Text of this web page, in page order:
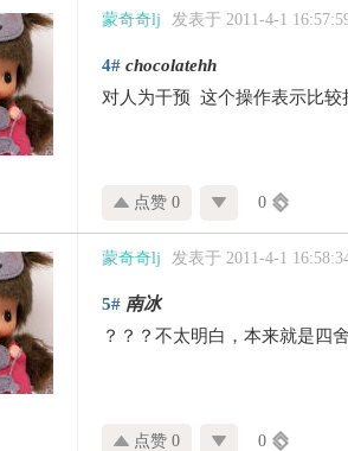
蒙奇奇lj 发表于 2011-4-1
4# chocolatehh
对人为干预 这个操作表示比较
点赞 0 0
蒙奇奇lj 发表于 2011-4-1
5# 南冰
？？？不太明白，本来就是四
点赞 0 0